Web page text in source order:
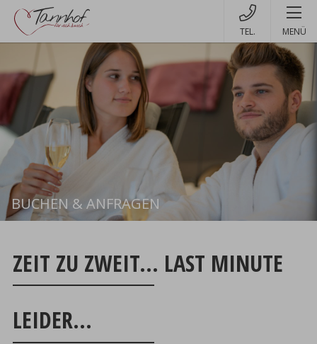
MENÜ
BUCHEN & ANFRAGEN Buchen
ZEIT ZU ZWEIT... LAST MINUTE
LEIDER...